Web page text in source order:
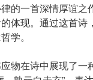
的一首深情厚谊之
体现。通过这首诗
学。
物在诗中展现了一